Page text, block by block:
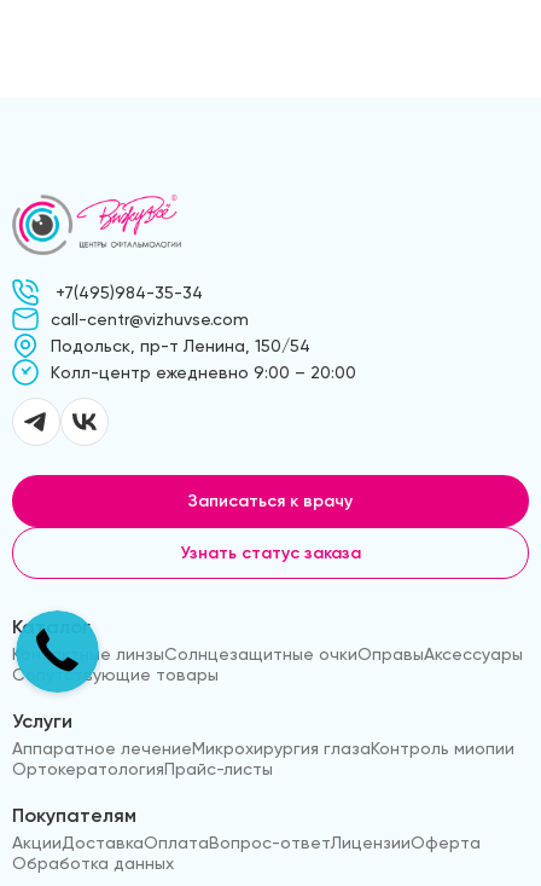
+7(495)984-35-34
call-centr@vizhuvse.com
Подольск, пр-т Ленина, 150/54
Kолл-центр ежедневно 9:00 – 20:00
Записаться к врачу
Узнать статус заказа
Каталог
Контактные линзыСолнцезащитные очкиОправыАксессуары
Сопутствующие товары
Услуги
Аппаратное лечениеМикрохирургия глазаКонтроль миопии
ОртокератологияПрайс-листы
Покупателям
АкцииДоставкаОплатаВопрос-ответЛицензииОферта
Обработка данных